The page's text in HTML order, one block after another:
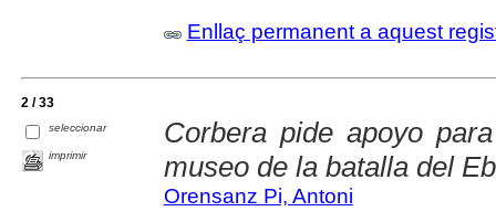
Enllaç permanent a aquest
2 / 33
seleccionar
imprimir
Corbera pide apoyo
museo de la batalla del
Orensanz Pi, Antoni